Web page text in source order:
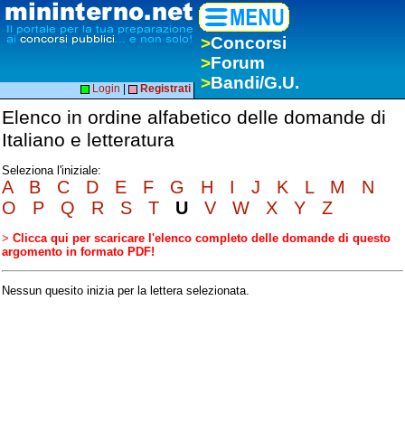
>Concorsi
>Forum
>Bandi/G.U.
Login Registrati
Elenco in ordine alfabetico delle domande di
Italiano e letteratura
Seleziona l'iniziale:
A B C D E F G H I J K L M
N
O
P Q R S T U V W X Y Z
> Clicca qui per scaricare l'elenco completo delle domande di questo
argomento in formato PDF!
Nessun quesito inizia per la lettera selezionata.